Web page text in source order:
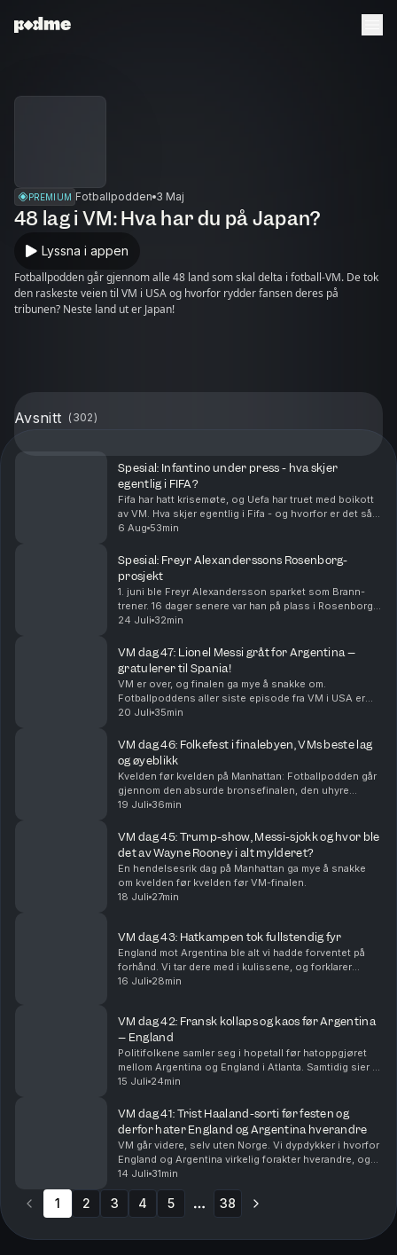
PREMIUM Fotballpodden 3 Maj
48 lag i VM: Hva har du på Japan?
Lyssna i appen
Fotballpodden går gjennom alle 48 land som skal delta i fotball-VM. De tok
den raskeste veien til VM i USA og hvorfor rydder fansen deres på
tribunen? Neste land ut er Japan!
Avsnitt ( 302)
Spesial: Infantino under press - hva skjer
egentlig i FIFA?
Fifa har hatt krisemøte, og Uefa har truet med boikott
av VM. Hva skjer egentlig i Fifa - og hvorfor er det så
steile fronter?
6 Aug 53min
Spesial: Freyr Alexanderssons Rosenborg-
prosjekt
1. juni ble Freyr Alexandersson sparket som Brann-
trener. 16 dager senere var han på plass i Rosenborg. I
denne episoden snakker Alexandersson om hvordan
24 Juli 32min
VM dag 47: Lionel Messi gråt for Argentina –
gratulerer til Spania!
VM er over, og finalen ga mye å snakke om.
Fotballpoddens aller siste episode fra VM i USA er
herved servert. Tusen takk for følget!
20 Juli 35min
VM dag 46: Folkefest i finalebyen, VMs beste lag
og øyeblikk
Kvelden før kvelden på Manhattan: Fotballpodden går
gjennom den absurde bronsefinalen, den uhyre
spennende finalen og VMs beste lag, øyeblikk og
19 Juli 36min
VM dag 45: Trump-show, Messi-sjokk og hvor ble
det av Wayne Rooney i alt mylderet?
En hendelsesrik dag på Manhattan ga mye å snakke
om kvelden før kvelden før VM-finalen.
18 Juli 27min
VM dag 43: Hatkampen tok fullstendig fyr
England mot Argentina ble alt vi hadde forventet på
forhånd. Vi tar dere med i kulissene, og forklarer
hvorfor Lionel Messi og Argentina er finaleklare.
16 Juli 28min
VM dag 42: Fransk kollaps og kaos før Argentina
– England
Politifolkene samler seg i hopetall før hatoppgjøret
mellom Argentina og England i Atlanta. Samtidig sier vi
farvel til Frankrike, og erkjenner at Spania har lurt oss
15 Juli 24min
VM dag 41: Trist Haaland-sorti før festen og
derfor hater England og Argentina hverandre
VM går videre, selv uten Norge. Vi dypdykker i hvorfor
England og Argentina virkelig forakter hverandre, og
føltes det ikke som at den største stjernen manglet på
Slottsplassen?
14 Juli 31min
1 2 3 4 5 38